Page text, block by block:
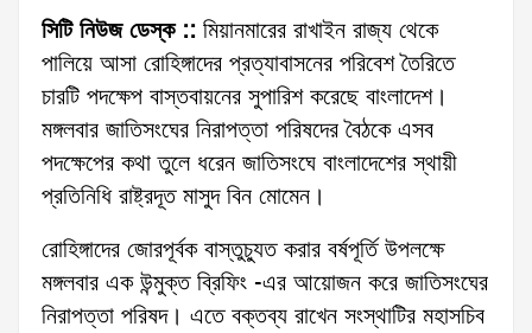
সিটি নিউজ ডেস্ক :: মিয়ানমারের রাখাইন রাজ্য থেকে
পালিয়ে আসা রোহিঙ্গাদের প্রত্যাবাসনের পরিবেশ তৈরিতে
চারটি পদক্ষেপ বাস্তবায়নের সুপারিশ করেছে বাংলাদেশ।
মঙ্গলবার জাতিসংঘের নিরাপত্তা পরিষদের বৈঠকে এসব
পদক্ষেপের কথা তুলে ধরেন জাতিসংঘে বাংলাদেশের স্থায়ী
প্রতিনিধি রাষ্ট্রদূত মাসুদ বিন মোমেন।
রোহিঙ্গাদের জোরপূর্বক বাস্তুচ্যুত করার বর্ষপূর্তি উপলক্ষে
মঙ্গলবার এক উন্মুক্ত ব্রিফিং -এর আয়োজন করে জাতিসংঘের
নিরাপত্তা পরিষদ। এতে বক্তব্য রাখেন সংস্থাটির মহাসচিব